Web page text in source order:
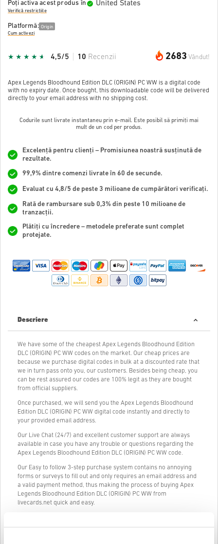
Poți activa acest produs în United States
Verifică restricțiile
Platformă: Origin
Cum activezi
2683 Vândut!
4,5/5 10 Recenzii
Apex Legends Bloodhound Edition DLC (ORIGIN) PC WW is a digital code
with no expiry date. Once bought, this downloadable code will be delivered
directly to your email address with no shipping cost.
Codurile sunt livrate instantaneu prin e-mail. Este posibil să primiți mai
mult de un cod per produs.
Excelență pentru clienți – Promisiunea noastră susținută de
rezultate.
99,9% dintre comenzi livrate în 60 de secunde.
Evaluat cu 4,8/5 de peste 3 milioane de cumpărători verificați.
Rată de rambursare sub 0,3% din peste 10 milioane de
tranzacții.
Plătiți cu încredere – metodele preferate sunt complet
protejate.
Descriere
We have some of the cheapest Apex Legends Bloodhound Edition
DLC (ORIGIN) PC WW codes on the market. Our cheap prices are
because we purchase digital codes in bulk at a discounted rate that
we in turn pass onto you, our customers. Besides being cheap, you
can be rest assured our codes are 100% legit as they are bought
from official suppliers.
Once purchased, we will send you the Apex Legends Bloodhound
Edition DLC (ORIGIN) PC WW digital code instantly and directly to
your provided email address.
Our Live Chat (24/7) and excellent customer support are always
available in case you have any trouble or questions regarding the
Apex Legends Bloodhound Edition DLC (ORIGIN) PC WW code.
Our Easy to follow 3-step purchase system contains no annoying
forms or surveys to fill out and only requires an email address and
a valid payment method, thus making the process of buying Apex
Legends Bloodhound Edition DLC (ORIGIN) PC WW from
livecards.net quick and easy.